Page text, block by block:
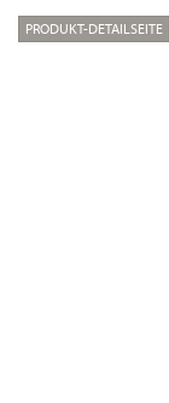
PRODUKT-DETAILSEITE